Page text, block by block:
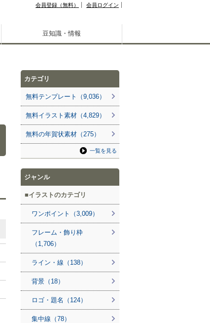
会員登録（無料） 会員ログイン
豆知識・情報
カテゴリ
無料テンプレート（9,036）
無料イラスト素材（4,829）
無料の年賀状素材（275）
一覧を見る
ジャンル
イラストのカテゴリ
ワンポイント（3,009）
フレーム・飾り枠
（1,706）
ライン・線（138）
背景（18）
ロゴ・題名（124）
集中線（78）